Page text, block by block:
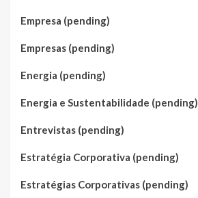
Empresa (pending)
Empresas (pending)
Energia (pending)
Energia e Sustentabilidade (pending)
Entrevistas (pending)
Estratégia Corporativa (pending)
Estratégias Corporativas (pending)